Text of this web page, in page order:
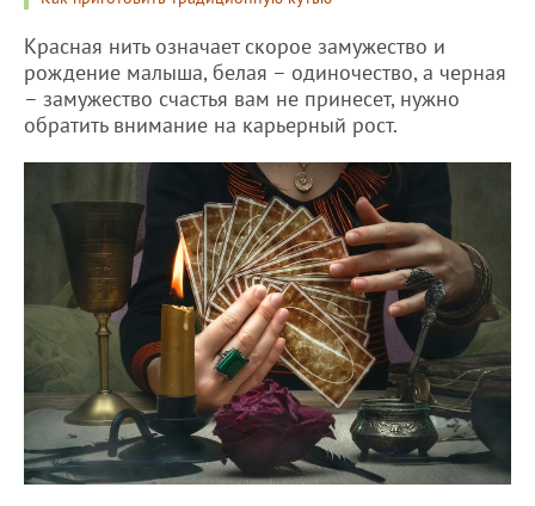
Красная нить означает скорое замужество и
рождение малыша, белая – одиночество, а черная
– замужество счастья вам не принесет, нужно
обратить внимание на карьерный рост.